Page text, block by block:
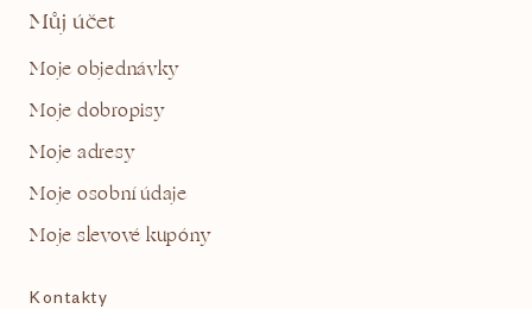
Můj účet
Moje objednávky
Moje dobropisy
Moje adresy
Moje osobní údaje
Moje slevové kupóny
Kontakty